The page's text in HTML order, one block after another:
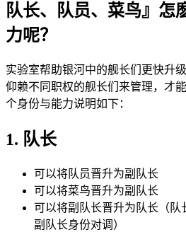
队长、队员、菜鸟』怎
力呢？
实验室帮助银河中的舰长们更快升
仰赖不同职权的舰长们来管理，才
个身份与能力说明如下：
1. 队长
可以将队员晋升为副队长
可以将菜鸟晋升为副队长
可以将副队长晋升为队长（队
副队长身份对调）